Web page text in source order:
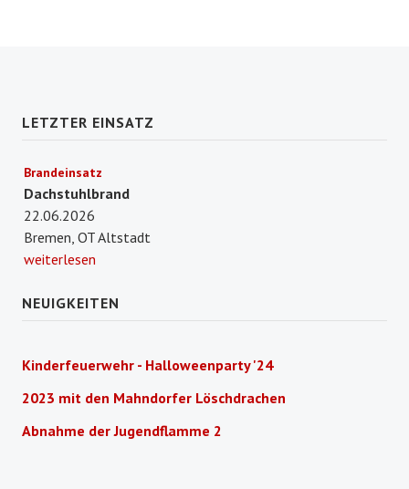
LETZTER EINSATZ
Brandeinsatz
Dachstuhlbrand
22.06.2026
Bremen, OT Altstadt
weiterlesen
NEUIGKEITEN
Kinderfeuerwehr - Halloweenparty '24
2023 mit den Mahndorfer Löschdrachen
Abnahme der Jugendflamme 2